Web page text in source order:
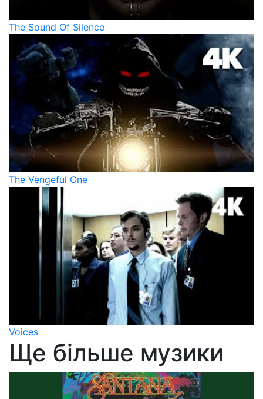
The Sound Of Silence
The Vengeful One
Voices
Ще більше музики